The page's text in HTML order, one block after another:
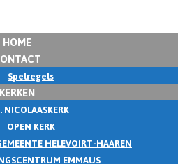
HOME
Spelregels
KERKEN
NICOLAASKERK
OPEN KERK
HELEVOIRT-HAAREN
EMMAUS